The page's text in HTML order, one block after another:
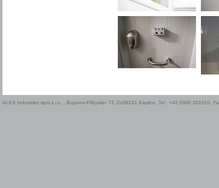
ALEX Industries spol.s.r.o. , Bujanov-Přibyslav 73, Cz38241 Kaplice, Tel : +42 0380 301510,